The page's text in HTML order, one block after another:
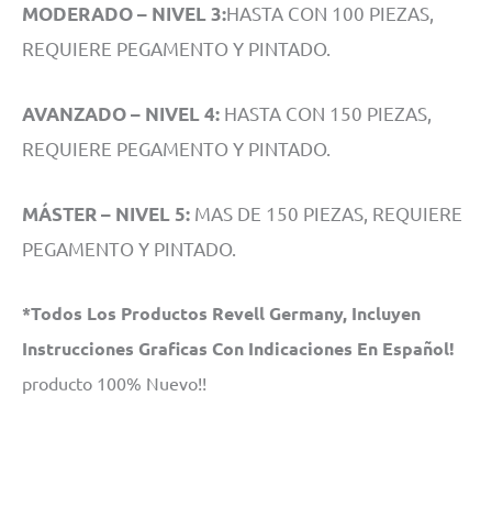
MODERADO – NIVEL 3:HASTA CON 100 PIEZAS,
REQUIERE PEGAMENTO Y PINTADO.
AVANZADO – NIVEL 4: HASTA CON 150 PIEZAS,
REQUIERE PEGAMENTO Y PINTADO.
MÁSTER – NIVEL 5: MAS DE 150 PIEZAS, REQUIERE
PEGAMENTO Y PINTADO.
*Todos Los Productos Revell Germany, Incluyen
Instrucciones Graficas Con Indicaciones En Español!
producto 100% Nuevo!!